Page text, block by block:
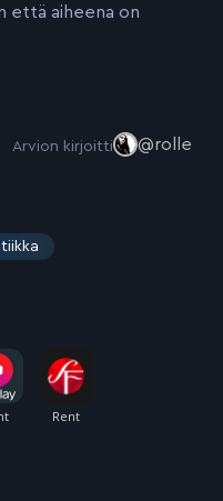
että aiheena on
Arvion kirjoitti @rolle